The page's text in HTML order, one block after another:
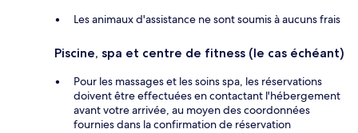
Les animaux d'assistance ne sont soumis à aucuns frais
Piscine, spa et centre de fitness (le cas échéant)
Pour les massages et les soins spa, les réservations
doivent être effectuées en contactant l'hébergement
avant votre arrivée, au moyen des coordonnées
fournies dans la confirmation de réservation